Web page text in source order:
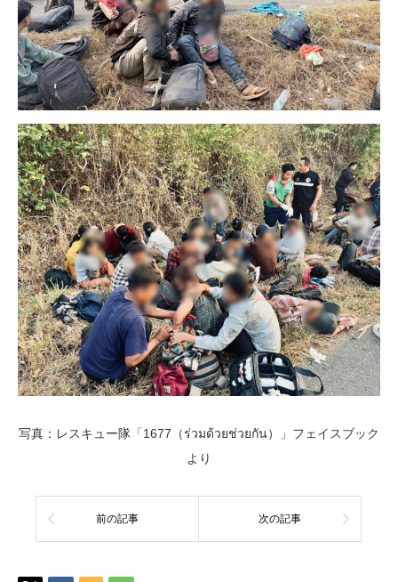
写真：レスキュー隊「1677（ร่วมด้วยช่วยกัน）」フェイスブック
より
前の記事 次の記事